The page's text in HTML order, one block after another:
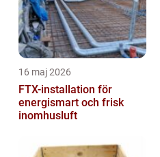
16 maj 2026
FTX-installation för
energismart och frisk
inomhusluft